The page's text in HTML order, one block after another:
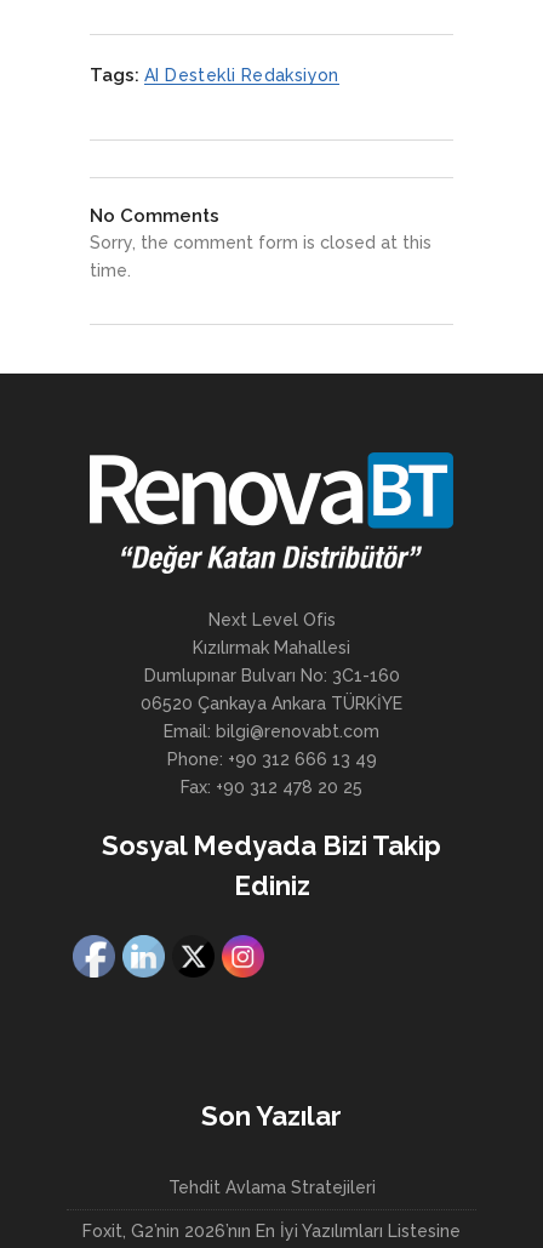
Tags: AI Destekli Redaksiyon
No Comments
Sorry, the comment form is closed at this
time.
Next Level Ofis
Kızılırmak Mahallesi
Dumlupınar Bulvarı No: 3C1-160
06520 Çankaya Ankara TÜRKİYE
Email: bilgi@renovabt.com
Phone: +90 312 666 13 49
Fax: +90 312 478 20 25
Sosyal Medyada Bizi Takip
Ediniz
Son Yazılar
Tehdit Avlama Stratejileri
Foxit, G2’nin 2026’nın En İyi Yazılımları Listesine